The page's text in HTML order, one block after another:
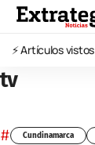
⚡️ Artículos vistos
tv
# Cundinamarca